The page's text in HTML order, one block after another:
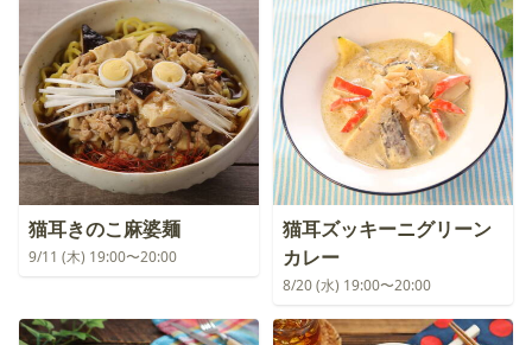
猫耳きのこ麻婆麺
9/11 (木) 19:00〜20:00
猫耳ズッキーニグリーン
カレー
8/20 (水) 19:00〜20:00